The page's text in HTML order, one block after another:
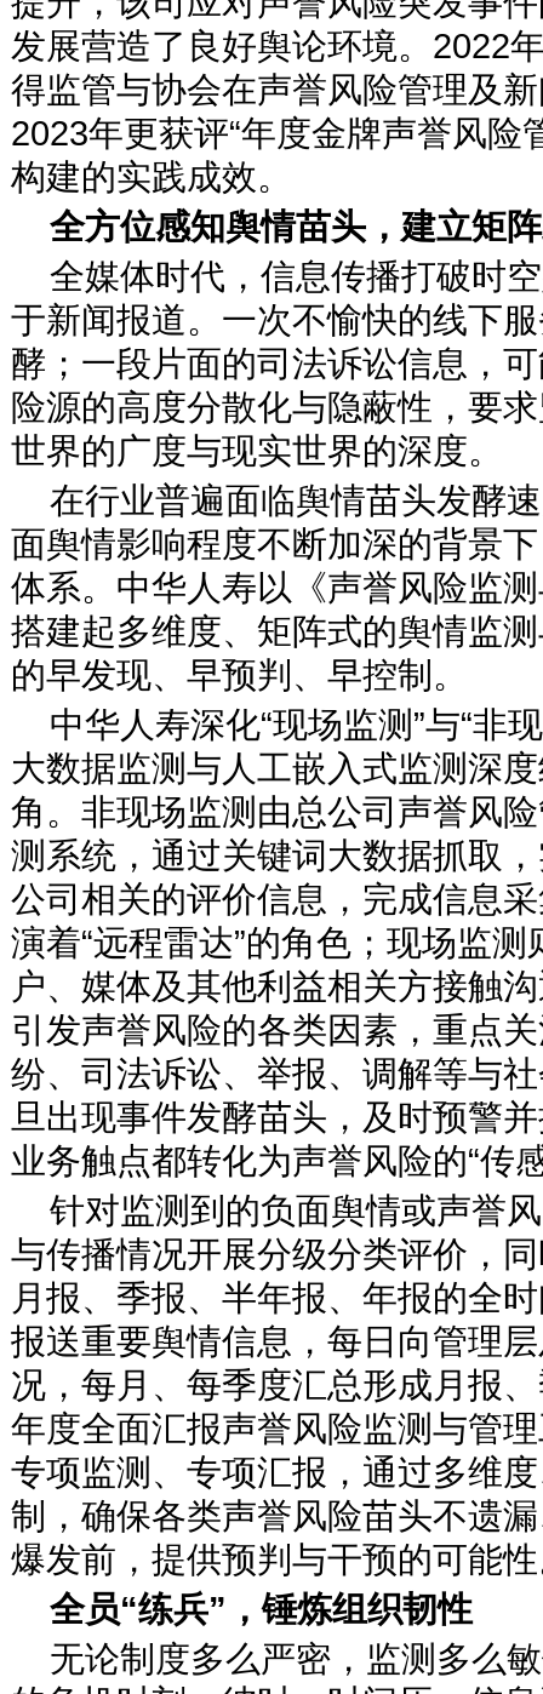
发展营造了良好舆论环境。2022
得监管与协会在声誉风险管理及
2023年更获评“年度金牌声誉风险
构建的实践成效。
全方位感知舆情苗头，建立矩
全媒体时代，信息传播打破时
于新闻报道。一次不愉快的线下
酵；一段片面的司法诉讼信息，
险源的高度分散化与隐蔽性，要
世界的广度与现实世界的深度。
在行业普遍面临舆情苗头发酵
面舆情影响程度不断加深的背景
体系。中华人寿以《声誉风险监
搭建起多维度、矩阵式的舆情监
的早发现、早预判、早控制。
中华人寿深化“现场监测”与“非
大数据监测与人工嵌入式监测深
角。非现场监测由总公司声誉风
测系统，通过关键词大数据抓取
公司相关的评价信息，完成信息
演着“远程雷达”的角色；现场监
户、媒体及其他利益相关方接触
引发声誉风险的各类因素，重点
纷、司法诉讼、举报、调解等与
旦出现事件发酵苗头，及时预警
业务触点都转化为声誉风险的“传
针对监测到的负面舆情或声誉
与传播情况开展分级分类评价，
月报、季报、半年报、年报的全
报送重要舆情信息，每日向管理
况，每月、每季度汇总形成月报
年度全面汇报声誉风险监测与管
专项监测、专项汇报，通过多维
制，确保各类声誉风险苗头不遗
爆发前，提供预判与干预的可能
全员“练兵”，锤炼组织韧性
无论制度多么严密，监测多么